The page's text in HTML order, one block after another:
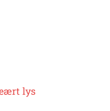
lys